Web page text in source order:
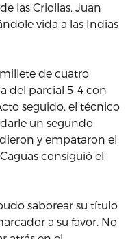
las Criollas, Juan
vida a las Indias
de cuatro
del parcial 5-4 con
seguido, el técnico
un segundo
y empataron el
consiguió el
saborear su título
a su favor. No